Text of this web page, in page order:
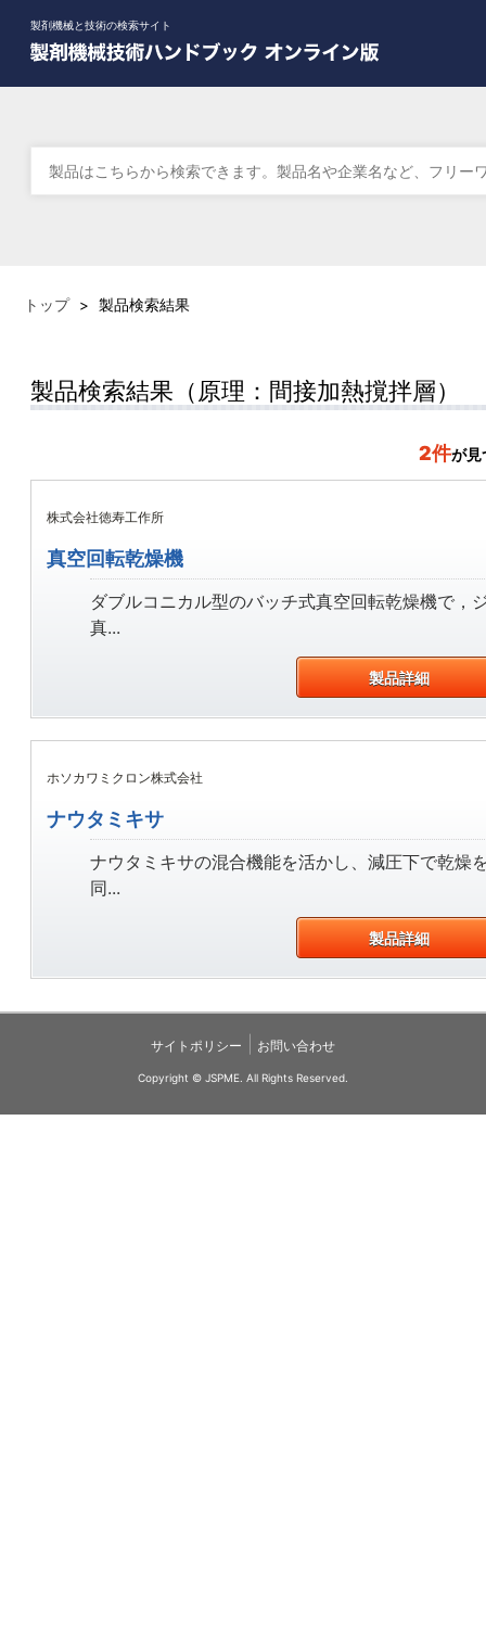
製剤機械と技術の検索サイト
トップ > 製品検索結果
製品検索結果（原理：間接加熱撹拌層）
2件が見
株式会社徳寿工作所
真空回転乾燥機
ダブルコニカル型のバッチ式真空回転乾燥機で，
真...
製品詳細
ホソカワミクロン株式会社
ナウタミキサ
ナウタミキサの混合機能を活かし、減圧下で乾燥
同...
製品詳細
サイトポリシー お問い合わせ
Copyright © JSPME. All Rights Reserved.